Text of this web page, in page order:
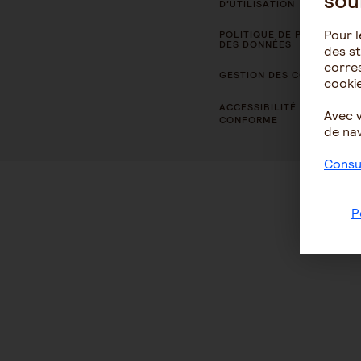
D’UTILISATION
POLITIQUE DE PROTECTION
DES DONNÉES
GESTION DES COOKIES
ACCESSIBILITÉ : NON
CONFORME
Pour
des
Avec
de